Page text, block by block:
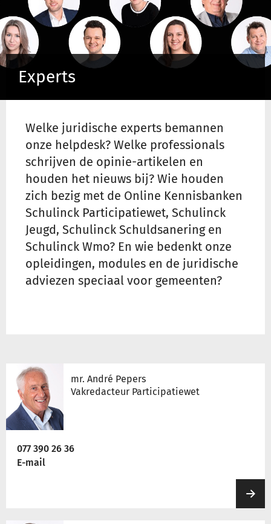
Inloggen op de kennisbank
Inloggen
Experts
Welke juridische experts bemannen
onze helpdesk? Welke professionals
schrijven de opinie-artikelen en
houden het nieuws bij? Wie houden
zich bezig met de Online Kennisbanken
Schulinck Participatiewet, Schulinck
Jeugd, Schulinck Schuldsanering en
Schulinck Wmo? En wie bedenkt onze
opleidingen, modules en de juridische
adviezen speciaal voor gemeenten?
mr. André Pepers
Vakredacteur Participatiewet
077 390 26 36
E-mail